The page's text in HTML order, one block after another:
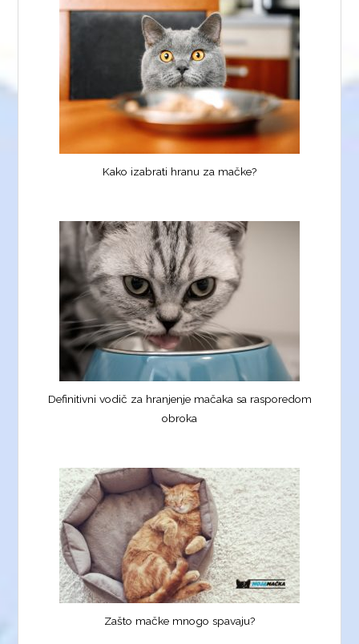
Kako izabrati hranu za mačke?
Definitivni vodič za hranjenje mačaka sa rasporedom
obroka
Zašto mačke mnogo spavaju?